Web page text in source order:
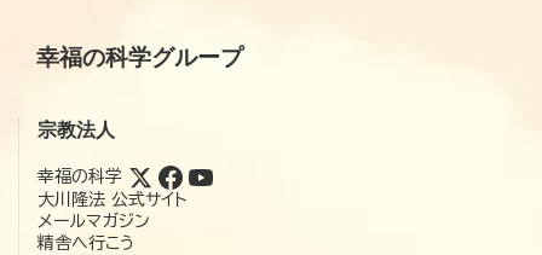
幸福の科学グループ
宗教法人
幸福の科学
大川隆法 公式サイト
メールマガジン
精舎へ行こう